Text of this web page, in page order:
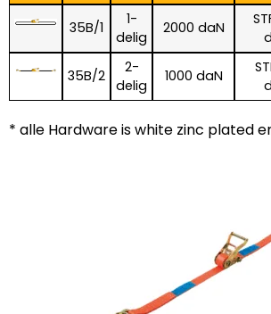
35B/1
1-
delig
2000 daN
35B/2
2-
delig
1000 daN
* alle Hardware is white zinc plated